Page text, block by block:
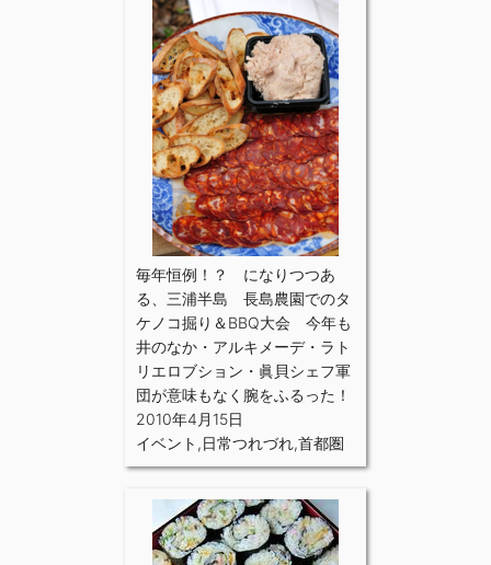
毎年恒例！？ になりつつあ
る、三浦半島 長島農園でのタ
ケノコ掘り＆BBQ大会 今年も
井のなか・アルキメーデ・ラト
リエロブション・眞貝シェフ軍
団が意味もなく腕をふるった！
2010年4月15日
イベント ,日常つれづれ,首都圏